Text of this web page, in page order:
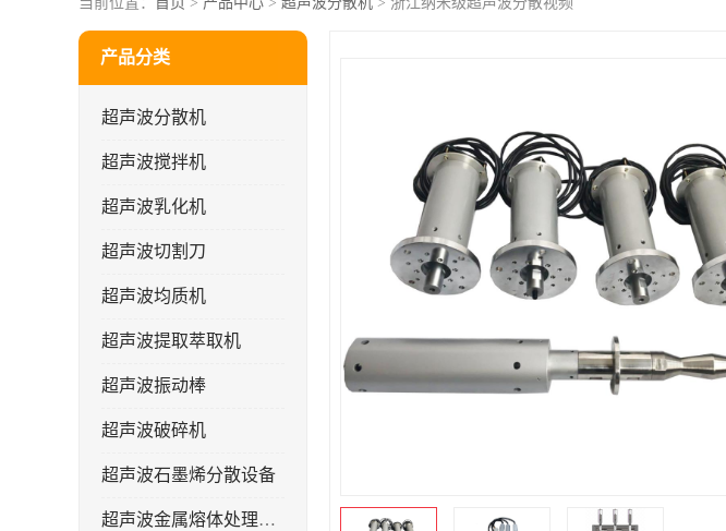
产品分类
超声波分散机
超声波搅拌机
超声波乳化机
超声波切割刀
超声波均质机
超声波提取萃取机
超声波振动棒
超声波破碎机
超声波石墨烯分散设备
超声波金属熔体处理设备